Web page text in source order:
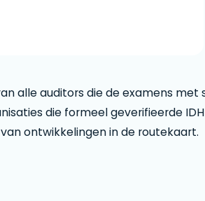
alle auditors die de examens
die formeel geverifieerde
ontwikkelingen in de routekaart.